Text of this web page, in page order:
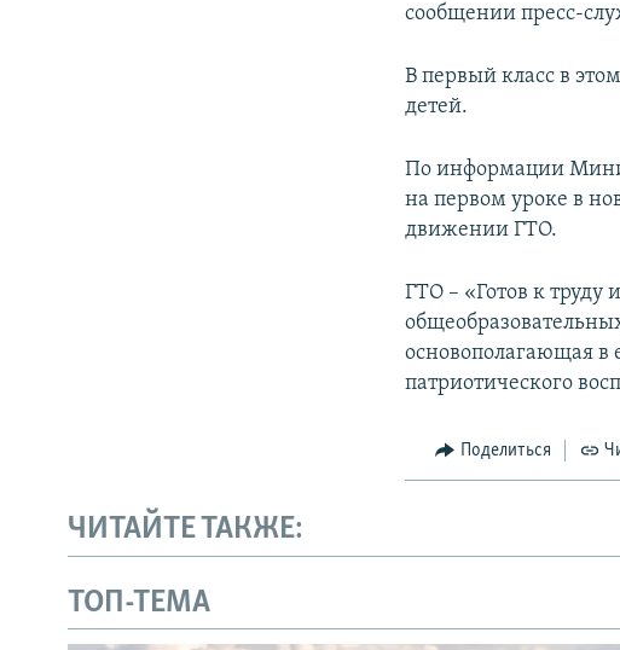
сообщении пресс-
В первый класс в
детей.
По информации
на первом уроке в
движении ГТО.
ГТО – «Готов к труду
основополагающая в
патриотического
Поделиться
ЧИТАЙТЕ ТАКЖЕ:
ТОП-ТЕМА